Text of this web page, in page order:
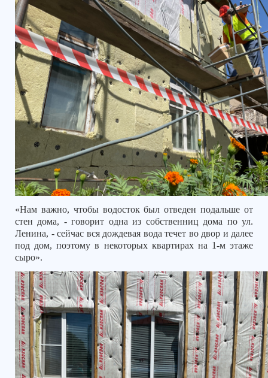
«Нам важно, чтобы водосток был отведен подальше от
стен дома, - говорит одна из собственниц дома по ул.
Ленина, - сейчас вся дождевая вода течет во двор и далее
под дом, поэтому в некоторых квартирах на 1-м этаже
сыро».